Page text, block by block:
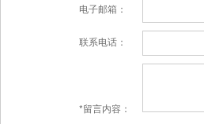
电子邮箱：
联系电话：
*留言内容：